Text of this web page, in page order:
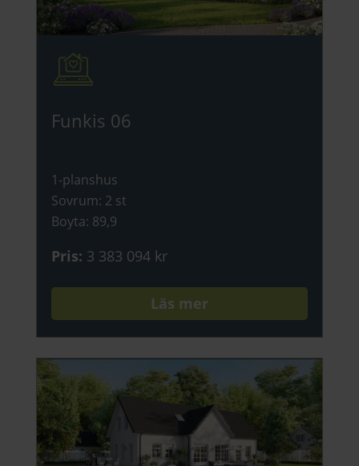
Funkis 06
1-planshus
Sovrum: 2 st
Boyta: 89,9
Pris: 3 383 094 kr
Läs mer